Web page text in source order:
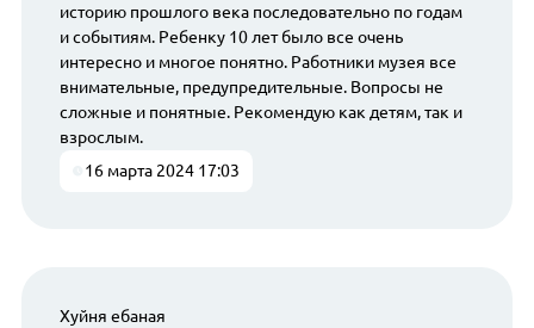
историю прошлого века последовательно по годам
и событиям. Ребенку 10 лет было все очень
интересно и многое понятно. Работники музея все
внимательные, предупредительные. Вопросы не
сложные и понятные. Рекомендую как детям, так и
взрослым.
16 марта 2024 17:03
Хуйня ебаная